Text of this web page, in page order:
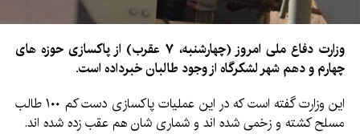
وزارت دفاع ملی امروز (چهارشنبه، ۷ عقرب) از پاکسازی حوزه های
چهارم و دهم شهر لشکرگاه از وجود طالبان خبرداده است.
این وزارت گفته است که در این عملیات پاکسازی دست کم ۱۰۰ طالب
مسلح کشته و زخمی شده اند و شماری شان هم عقب زده شده اند.